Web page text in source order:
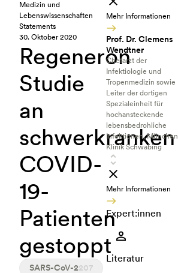
Medizin und
Lebenswissenschaften
Statements
30. Oktober 2020
Regeneron
Studie
an
schwerkranken
COVID-
19-
Patienten
gestoppt
SARS-CoV-2207
Mehr Informationen
Prof. Dr. Clemens
Wendtner
Chefarzt der
Infektiologie und
Tropenmedizin sowie
Leiter der dortigen
Spezialeinheit für
hochansteckende
lebensbedrohliche
Infektionen, München
Klinik Schwabing
Mehr Informationen
Expert:innen
Literatur